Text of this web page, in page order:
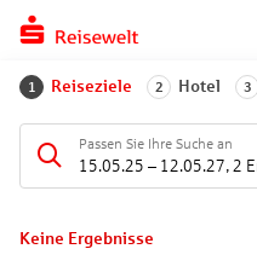
1 Reiseziele 2 Hotel 3
Passen Sie Ihre Suche an
15.05.25 – 12.05.27, 2
Keine Ergebnisse